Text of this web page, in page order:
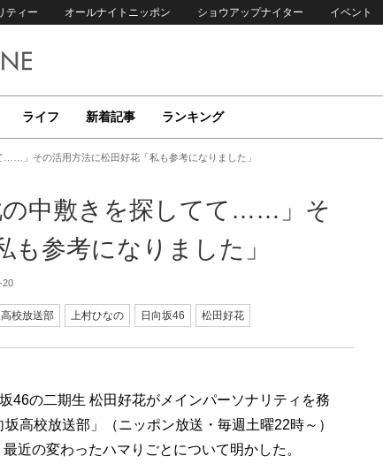
ティー オールナイトニッポン ショウアップナイター イベント
ライフ 新着記事 ランキング
」その活用方法に松田好花「私も参考になりました」
の中敷きを探してて……」そ
も参考になりました」
20
校放送部 上村ひなの 日向坂46 松田好花
46の二期生 松田好花がメインパーソナリティを務
高校放送部」（ニッポン放送・毎週土曜22時～）
近の変わったハマりごとについて明かした。